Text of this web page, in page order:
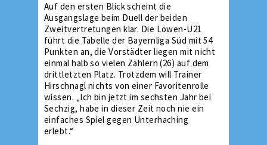
Auf den ersten Blick scheint die
Ausgangslage beim Duell der beiden
Zweitvertretungen klar. Die Löwen-U21
führt die Tabelle der Bayernliga Süd mit 54
Punkten an, die Vorstädter liegen mit nicht
einmal halb so vielen Zählern (26) auf dem
drittletzten Platz. Trotzdem will Trainer
Hirschnagl nichts von einer Favoritenrolle
wissen. „Ich bin jetzt im sechsten Jahr bei
Sechzig, habe in dieser Zeit noch nie ein
einfaches Spiel gegen Unterhaching
erlebt.“